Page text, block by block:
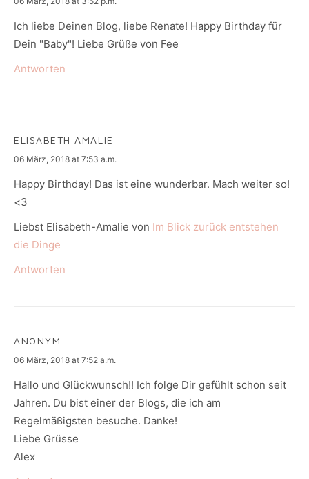
Ich liebe Deinen Blog, liebe Renate! Happy Birthday für
Dein "Baby"! Liebe Grüße von Fee
Antworten
ELISABETH AMALIE
says:
06 März, 2018 at 7:53 a.m.
Happy Birthday! Das ist eine wunderbar. Mach weiter so!
<3
Liebst Elisabeth-Amalie von Im Blick zurück entstehen
die Dinge
Antworten
ANONYM
says:
06 März, 2018 at 7:52 a.m.
Hallo und Glückwunsch!! Ich folge Dir gefühlt schon seit
Jahren. Du bist einer der Blogs, die ich am
Regelmäßigsten besuche. Danke!
Liebe Grüsse
Alex